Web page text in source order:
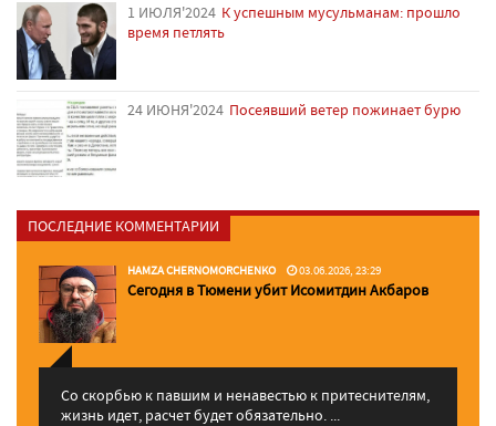
1 ИЮЛЯ'2024 К успешным мусульманам: прошло
время петлять
24 ИЮНЯ'2024 Посеявший ветер пожинает бурю
ПОСЛЕДНИЕ КОММЕНТАРИИ
HAMZA CHERNOMORCHENKO 03.06.2026, 23:29
Сегодня в Тюмени убит Исомитдин Акбаров
Со скорбью к павшим и ненавестью к притеснителям,
жизнь идет, расчет будет обязательно. ...